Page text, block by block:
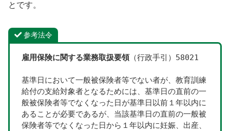
とです。
参考法令
雇用保険に関する業務取扱要領（行政手引）58021
基準日において一般被保険者等でない者が、教育訓練
給付の支給対象者となるためには、基準日の直前の一
般被保険者等でなくなった日が基準日以前１年以内に
あることが必要であるが、当該基準日の直前の一般被
保険者等でなくなった日から１年以内に妊娠、出産、